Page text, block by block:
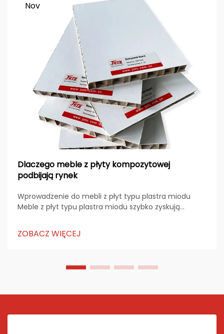
Nov
Dlaczego meble z płyty kompozytowej
podbijają rynek
Wprowadzenie do mebli z płyt typu plastra miodu
Meble z płyt typu plastra miodu szybko zyskują
zrównoważonego podejścia. Wykonane z papieru,
ZOBACZ WIĘCEJ